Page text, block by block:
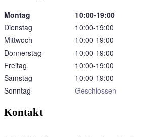
Montag
10:00‑19:00
Dienstag
10:00‑19:00
Mittwoch
10:00‑19:00
Donnerstag
10:00‑19:00
Freitag
10:00‑19:00
Samstag
10:00‑19:00
Sonntag
Geschlossen
Kontakt